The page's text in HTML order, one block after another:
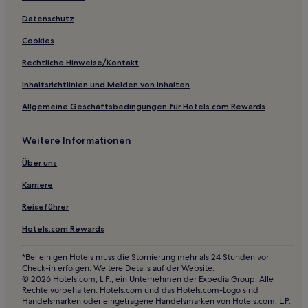
Business in Brooks
Hotels mit Fitnessbereich in Brooks
Günstige in Medicine Hat
Günstige in Calgary-Edmonton Corridor
Luxus in Banff
Hotels mit inbegriffenem Frühstück in Banff
Familien in Banff
3-Sterne-Hotels in Banff
4-Sterne-Hotels in Banff
4-Sterne-Hotels in Canmore
Hotels nahe Valley Doll Museum
Hotels nahe C-Train-Station Saddletowne
Datenschutz
Cookies
Rechtliche Hinweise/Kontakt
Inhaltsrichtlinien und Melden von Inhalten
Allgemeine Geschäftsbedingungen für Hotels.com Rewards
Weitere Informationen
Über uns
Karriere
Reiseführer
Hotels.com Rewards
*Bei einigen Hotels muss die Stornierung mehr als 24 Stunden vor
Check-in erfolgen. Weitere Details auf der Website.
© 2026 Hotels.com, L.P., ein Unternehmen der Expedia Group. Alle
Rechte vorbehalten. Hotels.com und das Hotels.com-Logo sind
Handelsmarken oder eingetragene Handelsmarken von Hotels.com, L.P.